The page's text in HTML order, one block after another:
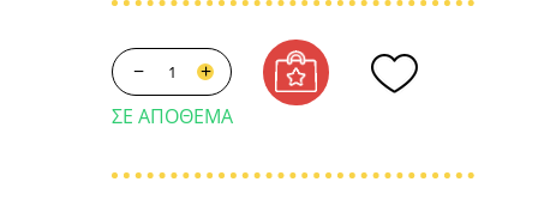
+
−
ΣΕ ΑΠΌΘΕΜΑ